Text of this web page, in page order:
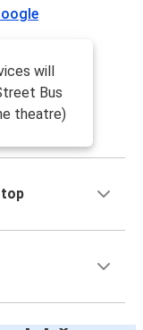
will
Bus
theatre)